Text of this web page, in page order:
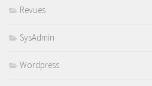
Revues
SysAdmin
Wordpress